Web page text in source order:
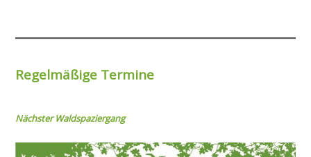
Regelmäßige Termine
Nächster Waldspaziergang